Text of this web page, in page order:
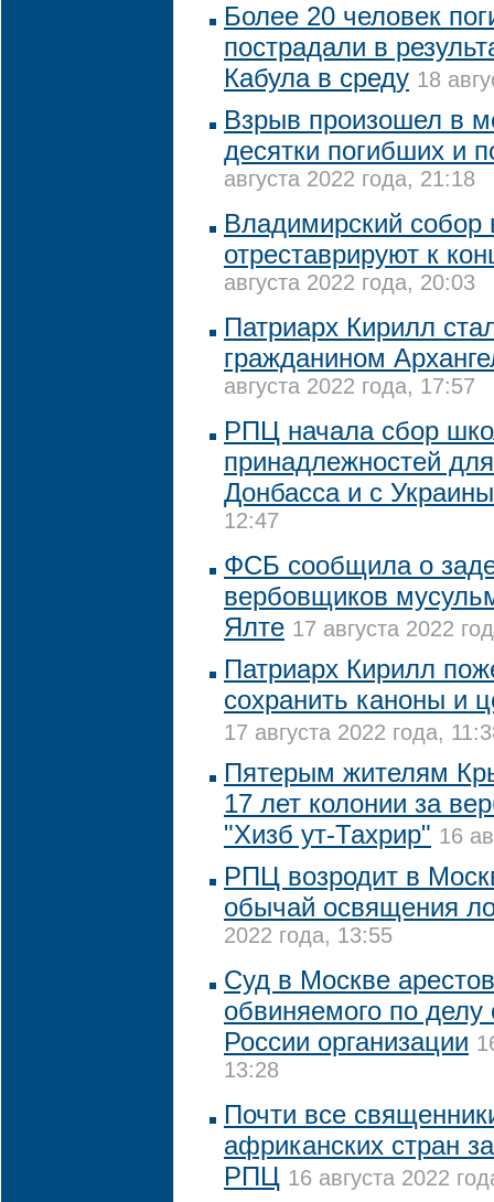
Более 20 человек
пострадали в
Кабула в среду 18
Взрыв произошел в
десятки погибших и
августа 2022 года, 21:18
Владимирский собор
отреставрируют к
августа 2022 года, 20:03
Патриарх Кирилл
гражданином
августа 2022 года, 17:57
РПЦ начала сбор
принадлежностей
Донбасса и с Украины
12:47
ФСБ сообщила о
вербовщиков
Ялте 17 августа 2022
Патриарх Кирилл
сохранить каноны и
17 августа 2022 года,
Пятерым жителям
17 лет колонии за
"Хизб ут-Тахрир" 16
РПЦ возродит в
обычай освящения
2022 года, 13:55
Суд в Москве
обвиняемого по
России организации
13:28
Почти все
африканских стран
РПЦ 16 августа 2022